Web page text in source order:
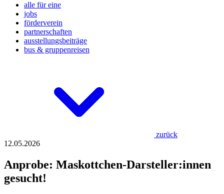
alle für eine
jobs
förderverein
partnerschaften
ausstellungsbeiträge
bus & gruppenreisen
zurück
12.05.2026
Anprobe: Maskottchen-Darsteller:innen
gesucht!